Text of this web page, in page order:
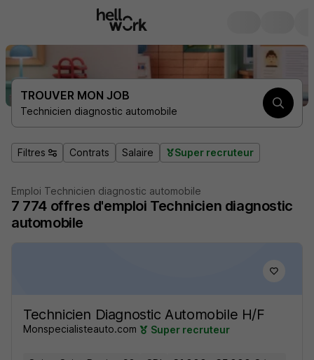
TROUVER MON JOB
Technicien diagnostic automobile
Filtres Contrats Salaire Super recruteur
Emploi Technicien diagnostic automobile
7 774 offres d'emploi Technicien diagnostic
automobile
Technicien Diagnostic Automobile H/F
Monspecialisteauto.com Super recruteur